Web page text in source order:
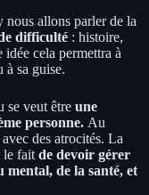
nous allons parler de la
difficulté : histoire,
cela permettra à
sa guise.
se veut être une
personne. Au
des atrocités. La
le fait de devoir gérer
mental, de la santé, et